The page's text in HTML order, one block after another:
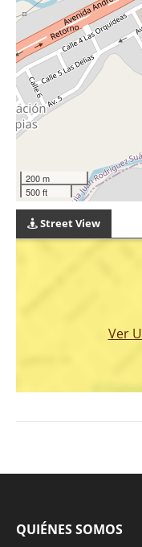
200 m
500 ft
Street View
Ver
QUIÉNES SOMOS